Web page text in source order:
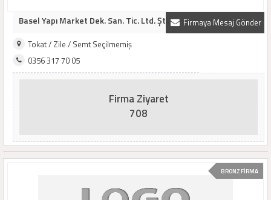
Firmaya Mesaj Gönder
Basel Yapı Market Dek. San. Tic. Ltd. Şti.
Tokat / Zile / Semt Seçilmemiş
0356 317 70 05
Firma Ziyaret
708
BRONZ FİRMA